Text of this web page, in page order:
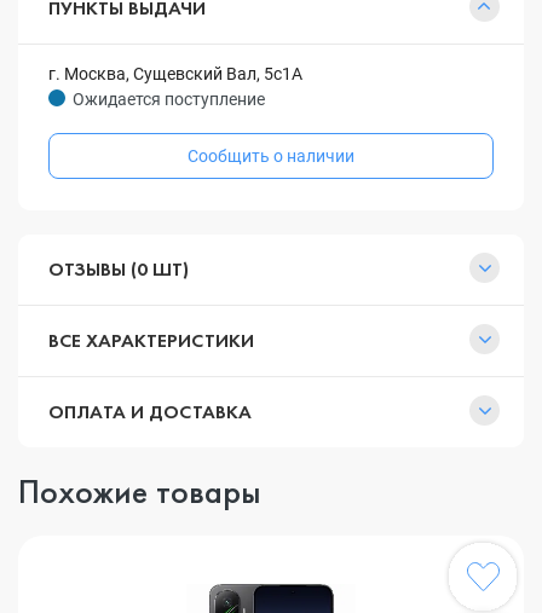
ПУНКТЫ ВЫДАЧИ
г. Москва, Сущевский Вал, 5с1А
Ожидается поступление
Сообщить о наличии
ОТЗЫВЫ (0 ШТ)
ВСЕ ХАРАКТЕРИСТИКИ
ОПЛАТА И ДОСТАВКА
Похожие товары